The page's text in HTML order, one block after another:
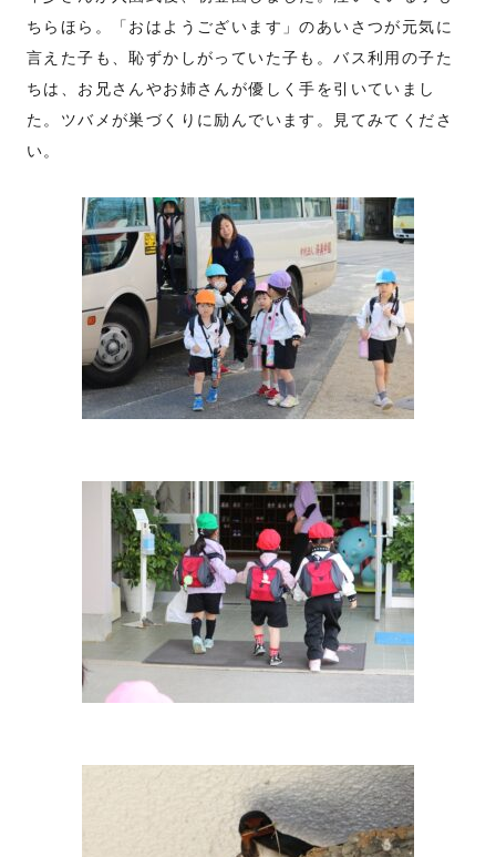
ちらほら。「おはようございます」のあいさつが元気に
言えた子も、恥ずかしがっていた子も。バス利用の子た
ちは、お兄さんやお姉さんが優しく手を引いていまし
た。ツバメが巣づくりに励んでいます。見てみてくださ
い。